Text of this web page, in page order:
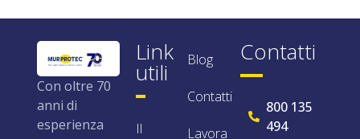
Con oltre 70
anni di
esperienza
Link
utili
Il
Blog
Contatti
Lavora
Contatti
800 135
494